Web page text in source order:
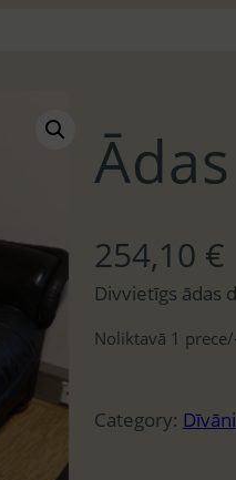
254,10 €
Divvietīgs ādas
Noliktavā 1
Category: Dīvāni